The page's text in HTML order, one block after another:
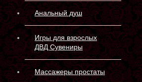
Анальный душ
Игры для взрослых
ДВД Сувениры
Массажеры простаты